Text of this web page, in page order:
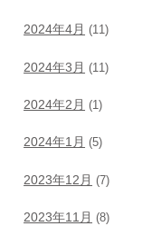
2024年4月 (11)
2024年3月 (11)
2024年2月 (1)
2024年1月 (5)
2023年12月 (7)
2023年11月 (8)